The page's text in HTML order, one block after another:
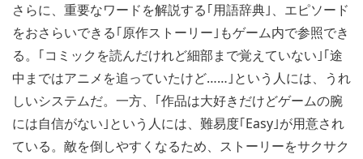
さらに、重要なワードを解説する｢用語辞典｣、エピソード
をおさらいできる｢原作ストーリー｣もゲーム内で参照でき
る。｢コミックを読んだけれど細部まで覚えていない｣｢途
中まではアニメを追っていたけど……｣という人には、うれ
しいシステムだ。一方、｢作品は大好きだけどゲームの腕
には自信がない｣という人には、難易度｢Easy｣が用意され
ている。敵を倒しやすくなるため、ストーリーをサクサク